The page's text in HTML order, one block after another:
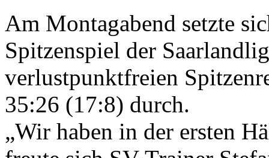
Am Montagabend setzte
Spitzenspiel der
verlustpunktfreien
35:26 (17:8) durch.
„Wir haben in der ersten